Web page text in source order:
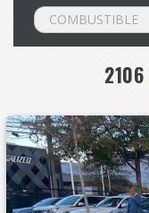
2106